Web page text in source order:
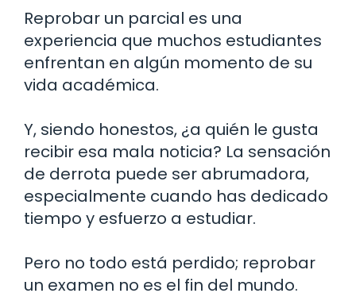
Reprobar un parcial es una
experiencia que muchos estudiantes
enfrentan en algún momento de su
vida académica.
Y, siendo honestos, ¿a quién le gusta
recibir esa mala noticia? La sensación
de derrota puede ser abrumadora,
especialmente cuando has dedicado
tiempo y esfuerzo a estudiar.
Pero no todo está perdido; reprobar
un examen no es el fin del mundo.